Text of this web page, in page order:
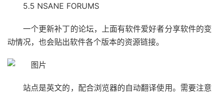
5.5 NSANE FORUMS
一个更新补丁的论坛，上面有软件爱好者分享软件的变
动情况，也会贴出软件各个版本的资源链接。
站点是英文的，配合浏览器的自动翻译使用。需要注意